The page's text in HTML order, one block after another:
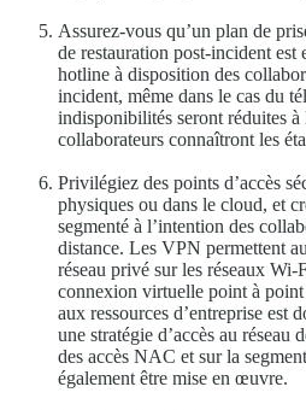
Assurez-vous qu’un plan de
de restauration post-incident est
hotline à disposition des
incident, même dans le cas du
indisponibilités seront réduites
collaborateurs connaîtront les
Privilégiez des points d’accès
physiques ou dans le cloud, et
segmenté à l’intention des
distance. Les VPN permettent
réseau privé sur les réseaux Wi-
connexion virtuelle point à point
aux ressources d’entreprise est
une stratégie d’accès au réseau
des accès NAC et sur la
également être mise en œuvre.